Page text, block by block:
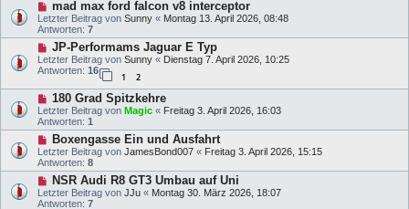
mad max ford falcon v8 interceptor
Letzter Beitrag von Sunny « Montag 13. April 2026, 08:48
Antworten: 7
JP-Performams Jaguar E Typ
Letzter Beitrag von Sunny « Dienstag 7. April 2026, 10:25
Antworten: 16
1 2
180 Grad Spitzkehre
Letzter Beitrag von Magic « Freitag 3. April 2026, 16:03
Antworten: 1
Boxengasse Ein und Ausfahrt
Letzter Beitrag von JamesBond007 « Freitag 3. April 2026, 15:15
Antworten: 8
NSR Audi R8 GT3 Umbau auf Uni
Letzter Beitrag von JJu « Montag 30. März 2026, 18:07
Antworten: 7